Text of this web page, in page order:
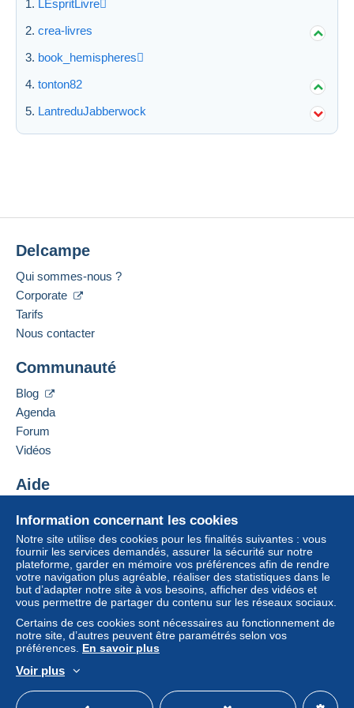
LEspritLivre
crea-livres
book_hemispheres
tonton82
LantreduJabberwock
Information concernant les cookies
Notre site utilise des cookies pour les finalités suivantes : vous
fournir les services demandés, assurer la sécurité sur notre
plateforme, garder en mémoire vos préférences afin de rendre
votre navigation plus agréable, réaliser des statistiques dans le
but d’adapter notre site à vos besoins, afficher des vidéos et
vous permettre de partager du contenu sur les réseaux sociaux.
Certains de ces cookies sont nécessaires au fonctionnement de
notre site, d’autres peuvent être paramétrés selon vos
préférences. En savoir plus
Voir plus
Delcampe
Qui sommes-nous ?
Corporate
Tarifs
Nous contacter
Communauté
Blog
Agenda
Forum
Vidéos
Aide
Acheter sur Delcampe
Vendre sur Delcampe
Un site sécurisé